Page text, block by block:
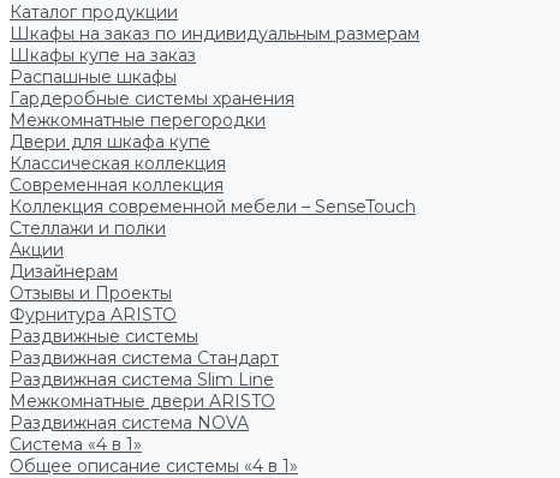
Каталог продукции
Шкафы на заказ по индивидуальным размерам
Шкафы купе на заказ
Распашные шкафы
Гардеробные системы хранения
Межкомнатные перегородки
Двери для шкафа купе
Классическая коллекция
Современная коллекция
Коллекция современной мебели – SenseTouch
Стеллажи и полки
Акции
Дизайнерам
Отзывы и Проекты
Фурнитура ARISTO
Раздвижные системы
Раздвижная система Стандарт
Раздвижная система Slim Line
Межкомнатные двери ARISTO
Раздвижная система NOVA
Система «4 в 1»
Общее описание системы «4 в 1»